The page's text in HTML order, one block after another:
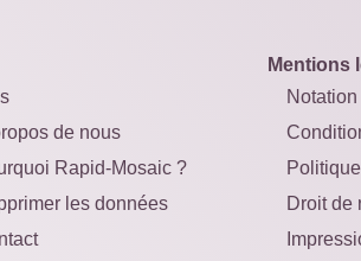
de nous
Rapid-Mosaic ?
les données
Mentions
Droit de